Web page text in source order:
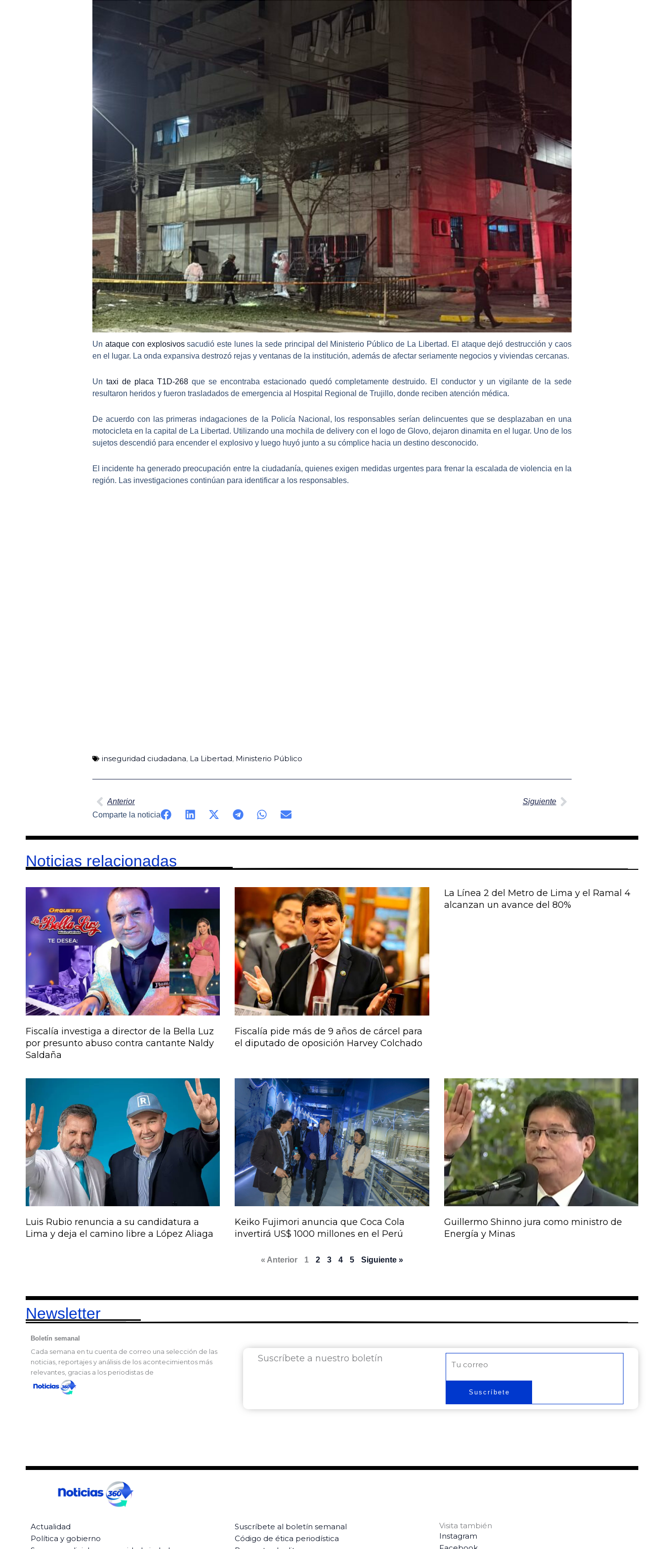
Un ataque con explosivossacudió este lunes la sede principal del Ministerio Público de La Libertad. El ataque dejó destrucción y caos
en el lugar. La onda expansiva destrozó rejas y ventanas de la institución, además de afectar seriamente negocios y viviendas cercanas.
Un taxi de placa T1D-268que se encontraba estacionado quedócompletamente destruido. El conductor y un vigilante de la sede
resultaron heridos y fueron trasladados de emergencia al Hospital Regional de Trujillo, donde reciben atención médica.
De acuerdo con las primeras indagaciones de la Policía Nacional, los responsables serían delincuentes que se desplazaban en una
motocicleta en la capital de La Libertad. Utilizando una mochila de delivery con el logo de Glovo, dejaron dinamita en el lugar. Uno de los
sujetos descendió para encender el explosivo y luego huyó junto a su cómplice hacia un destino desconocido.
El incidente ha generado preocupación entre la ciudadanía, quienes exigen medidas urgentes para frenar la escalada de violencia en la
región. Las investigaciones continúan para identificar a los responsables.
inseguridad ciudadana, La Libertad, Ministerio Público
Anterior Siguiente
Comparte la noticia
Noticias relacionadas
Fiscalía investiga a director de la Bella Luz
por presunto abuso contra cantante Naldy
Saldaña
Fiscalía pide más de 9 años de cárcel para
el diputado de oposición Harvey Colchado
La Línea 2 del Metro de Lima y el Ramal 4
alcanzan un avance del 80%
Luis Rubio renuncia a su candidatura a
Lima y deja el camino libre a López Aliaga
Keiko Fujimori anuncia que Coca Cola
invertirá US$ 1000 millones en el Perú
Guillermo Shinno jura como ministro de
Energía y Minas
« Anterior
Página
1
Página
2
Página
3
Página
4
Página
5 Siguiente »
Newsletter
Boletín semanal
Cada semana en tu cuenta de correo una selección de las
noticias, reportajes y análisis de los acontecimientos más
relevantes, gracias a los periodistas de
Suscríbete a nuestro boletín
Suscríbete
Actualidad
Política y gobierno
Suscríbete al boletín semanal
Código de ética periodística
Visita también
Instagram